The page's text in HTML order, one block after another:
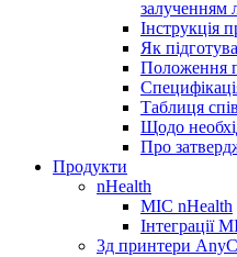
залученням
Інструкція
Як
Положення
Таблиця
Щодо
Про
Продукти
nHealth
МІС nHealth
Інтеграції
3д принтери